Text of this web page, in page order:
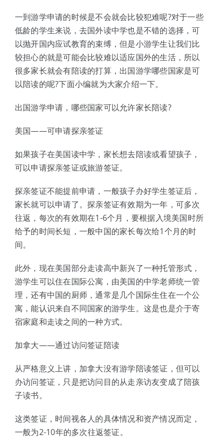
一到游学申请的时候是不会就会比较犯难呢?对于一些
低龄的学生来说，去国外读中学也是不错的选择，可
以抛开国内应试教育的束缚，但是小游学生让我们比
较担心的就是可能会比较难以适应国外的生活，所以
很多家长就会有陪读的打算，出国游学哪些国家是可
以陪读的呢?下面小编就为大家介绍一下。
出国游学申请，哪些国家可以允许家长陪读?
美国——可申请探亲签证
如果孩子在美国读中学，家长想去陪读或看望孩子，
可以申请探亲签证或旅游签证。
探亲签证不能提前申请，一般孩子办好学生签证后，
家长就可以申请了。探亲签证有效期为一年，可多次
往返，每次的有效期在1-6个月，要根据入境美国时所
给予的时间长短，一般中国的家长每次给1个月的时
间。
此外，现在美国部分走读高中新兴了一种托管形式，
游学生可以住在国际公寓，由美国的中学老师统一管
理，还有中国的厨师，通常是几个国际生住在一个公
寓，能认识来自不同国家的游学生。这是也是介于寄
宿家庭和走读之间的一种方式。
加拿大——通过访问签证陪读
从严格意义上讲，加拿大没有游学陪读签证，但可以
办访问签证，只是把访问目的从走亲访友变成了陪孩
子读书。
这类签证，时间视各人的具体情况和资产情况而定，
一般为2-10年的多次往返签证。